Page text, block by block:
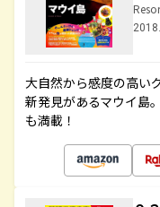
大自然から感度の高い
新発見があるマウイ島
も満載！